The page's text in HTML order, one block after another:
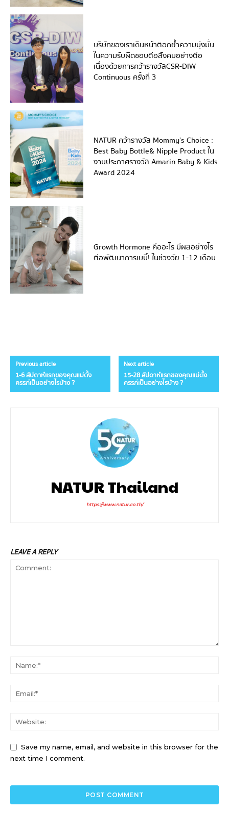
บริษัทของเราเดินหน้าตอกย้ำความมุ่งมั่น
ในความรับผิดชอบต่อสังคมอย่างต่อ
เนื่อง ด้วยการคว้ารางวัล CSR-DIW
Continuous ครั้งที่ 3
NATUR คว้ารางวัล Mommy’s Choice :
Best Baby Bottle& Nipple Product ใน
งานประกาศรางวัล Amarin Baby & Kids
Award 2024
Growth Hormone คืออะไร มีผลอย่างไร
ต่อพัฒนาการเบบี๋! ในช่วงวัย 1-12 เดือน
Previous article
1-6 สัปดาห์แรกของคุณแม่ตั้ง
ครรภ์เป็นอย่างไรบ้าง ?
Next article
15-28 สัปดาห์แรกของคุณแม่ตั้ง
ครรภ์เป็นอย่างไรบ้าง ?
NATUR Thailand
https://www.natur.co.th/
LEAVE A REPLY
Save my name, email, and website in this browser for the
next time I comment.